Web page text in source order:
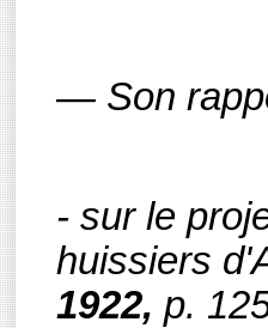
— Son
- sur le
huissiers
1922, p.